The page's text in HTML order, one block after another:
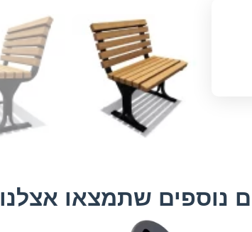
נוספים שתמצאו אצלנו